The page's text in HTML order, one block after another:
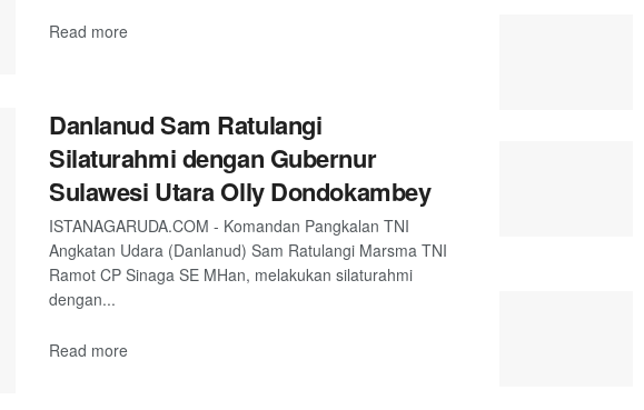
Read more
Danlanud Sam Ratulangi
Silaturahmi dengan Gubernur
Sulawesi Utara Olly Dondokambey
ISTANAGARUDA.COM - Komandan Pangkalan TNI
Angkatan Udara (Danlanud) Sam Ratulangi Marsma TNI
Ramot CP Sinaga SE MHan, melakukan silaturahmi
dengan...
Read more